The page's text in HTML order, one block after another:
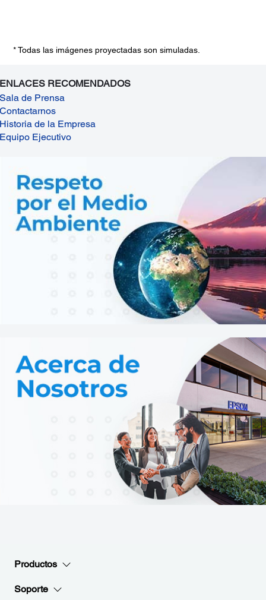
* Todas las imágenes proyectadas son simuladas.
ENLACES RECOMENDADOS
Sala de Prensa
Contactarnos
Historia de la Empresa
Equipo Ejecutivo
Productos
Soporte